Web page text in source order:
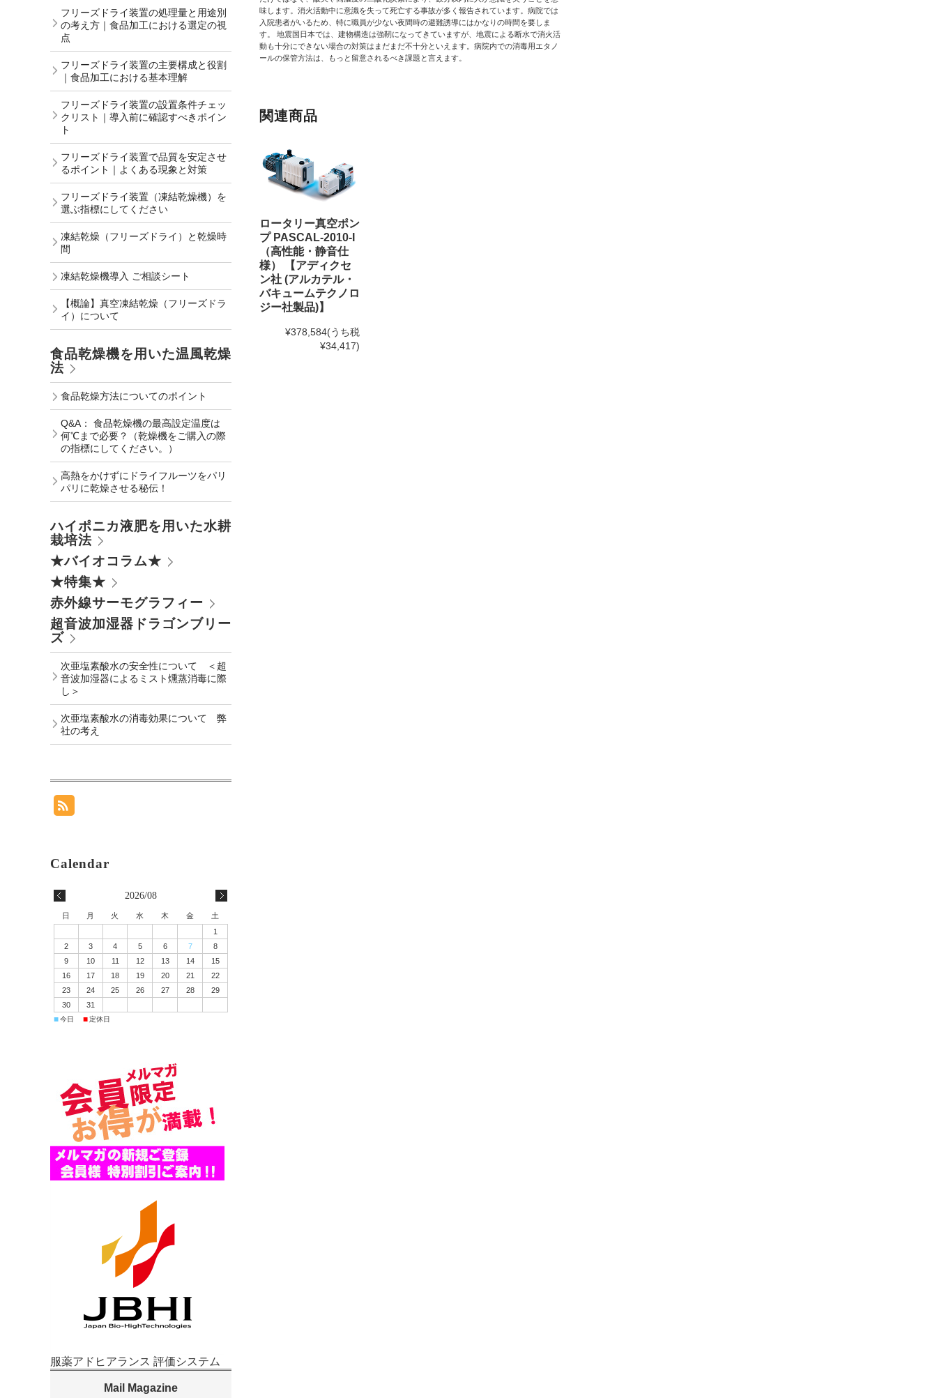
味します。消火活動中に意識を失って死亡する事故が多く報告されています。病院では
入院患者がいるため、特に職員が少ない夜間時の避難誘導にはかなりの時間を要しま
す。 地震国日本では、建物構造は強靭になってきていますが、地震による断水で消火活
動も十分にできない場合の対策はまだまだ不十分といえます。病院内での消毒用エタノ
ールの保管方法は、もっと留意されるべき課題と言えます。
関連商品
ロータリー真空ポン
プ PASCAL-2010-I
（高性能・静音仕
様） 【アディクセ
ン社 (アルカテル・
バキュームテクノロ
ジー社製品)】
¥378,584(うち税
¥34,417)
フリーズドライ装置の処理量と用途別
の考え方｜食品加工における選定の視
点
フリーズドライ装置の主要構成と役割
｜食品加工における基本理解
フリーズドライ装置の設置条件チェッ
クリスト｜導入前に確認すべきポイン
ト
フリーズドライ装置で品質を安定させ
るポイント｜よくある現象と対策
フリーズドライ装置（凍結乾燥機）を
選ぶ指標にしてください
凍結乾燥（フリーズドライ）と乾燥時
間
凍結乾燥機導入 ご相談シート
【概論】真空凍結乾燥（フリーズドラ
イ）について
食品乾燥機を用いた温風乾燥
法
食品乾燥方法についてのポイント
Q&A： 食品乾燥機の最高設定温度は
何℃まで必要？（乾燥機をご購入の際
の指標にしてください。）
高熱をかけずにドライフルーツをパリ
パリに乾燥させる秘伝！
ハイポニカ液肥を用いた水耕
栽培法
★バイオコラム★
★特集★
赤外線サーモグラフィー
超音波加湿器ドラゴンブリー
ズ
次亜塩素酸水の安全性について ＜超
音波加湿器によるミスト燻蒸消毒に際
し＞
次亜塩素酸水の消毒効果について 弊
社の考え
2026/08
日 月 火 水 木 金
土
1
2
3 4 5 6 7
8
9
10 11 12 13 14
15
16
17 18 19 20 21
22
23
24 25 26 27 28
29
30
31
■今日 ■定休日
服薬アドヒアランス 評価システム